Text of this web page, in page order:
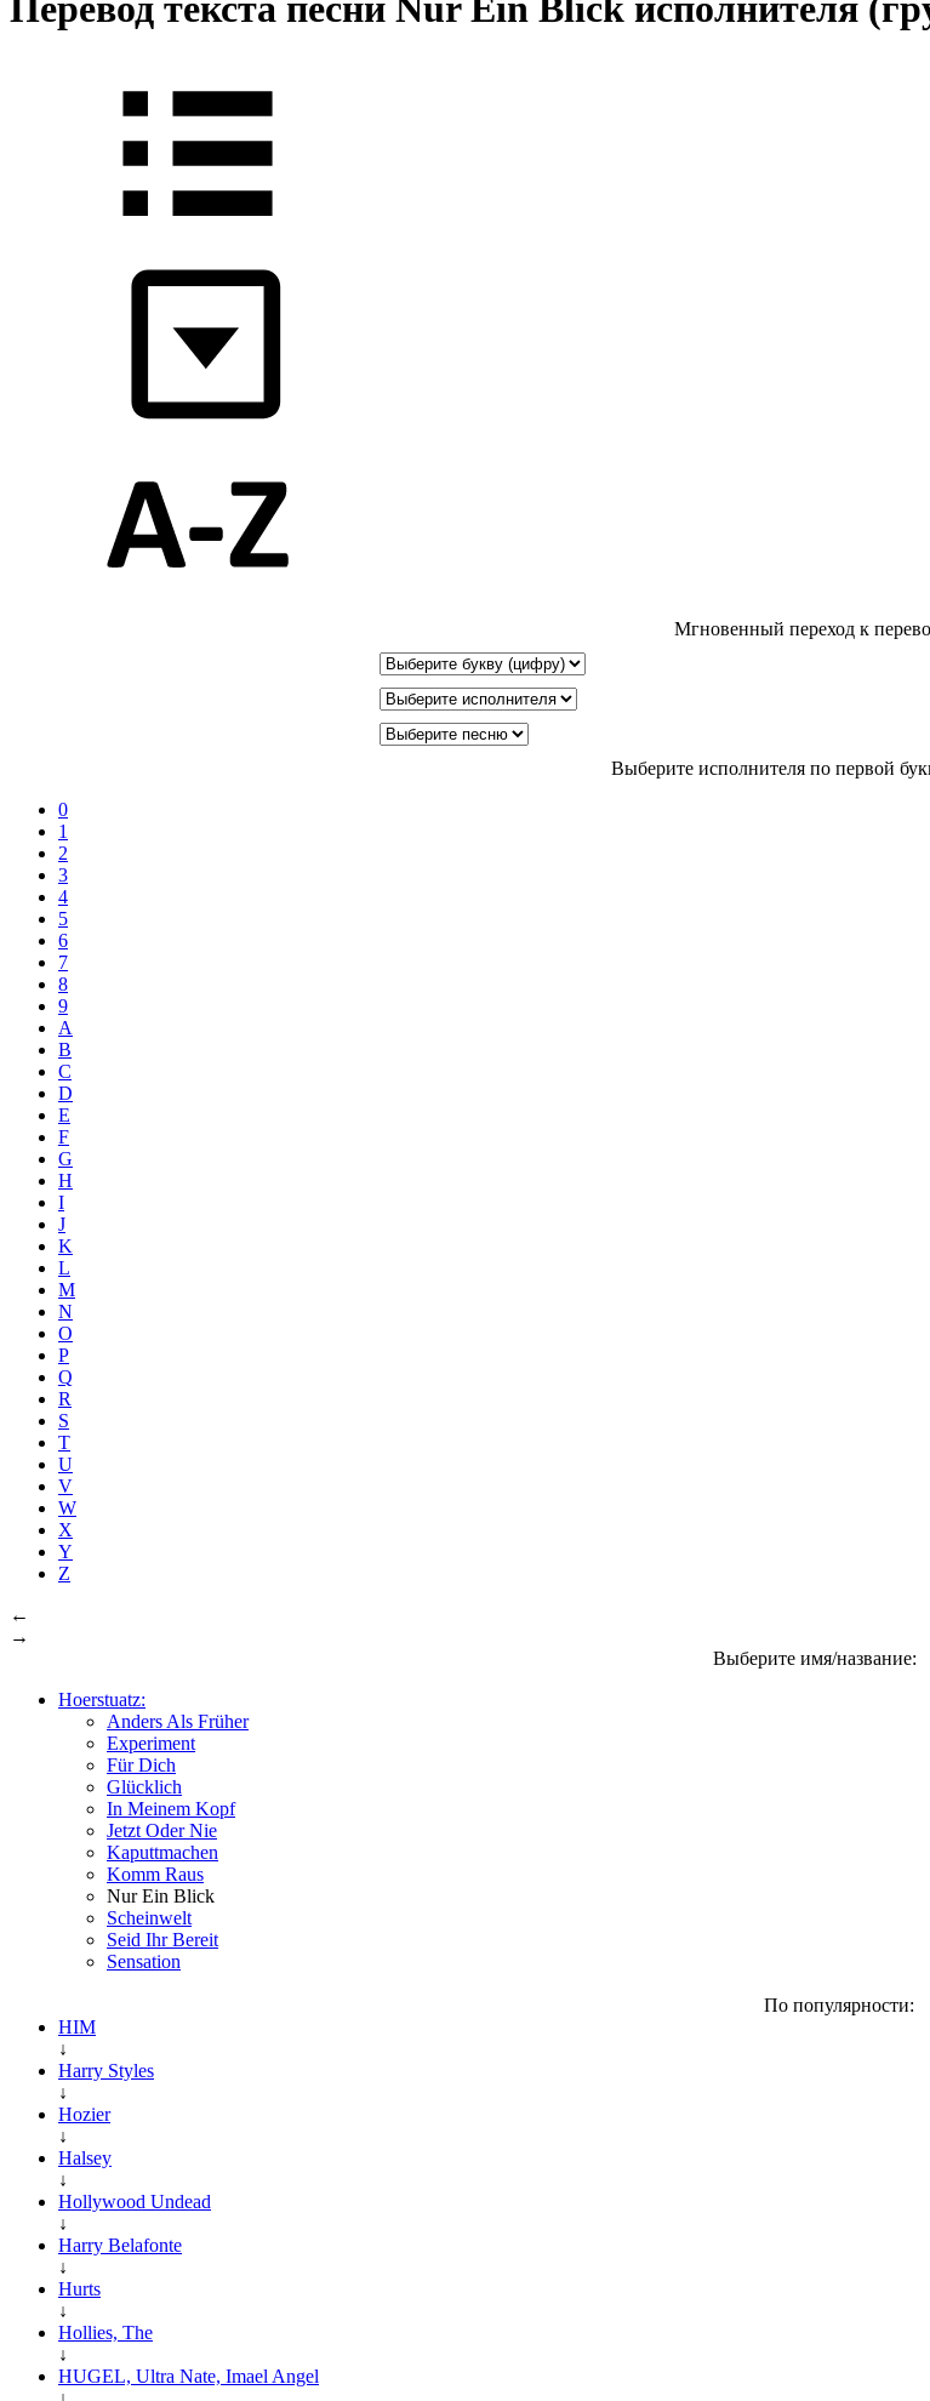
Перевод текста песни Nur Ein Blick исполнителя
Мгновенный переход к
Выберите исполнителя по первой
0
1
2
3
4
5
6
7
8
9
A
B
C
D
E
F
G
H
I
J
K
L
M
N
O
P
Q
R
S
T
U
V
W
X
Y
Z
←
→
Выберите имя/название:
Hoerstuatz:
Anders Als Früher
Experiment
Für Dich
Glücklich
In Meinem Kopf
Jetzt Oder Nie
Kaputtmachen
Komm Raus
Nur Ein Blick
Scheinwelt
Seid Ihr Bereit
Sensation
По популярности:
HIM
↓
Harry Styles
↓
Hozier
↓
Halsey
↓
Hollywood Undead
↓
Harry Belafonte
↓
Hurts
↓
Hollies, The
↓
HUGEL, Ultra Nate, Imael Angel